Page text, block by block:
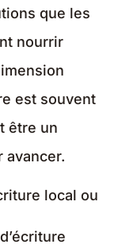
que les
nourrir
est souvent
être un
avancer.
local ou